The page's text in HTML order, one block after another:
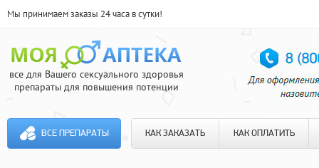
Мы принимаем заказы 24 часа в сутки!
все для Вашего сексуального здоровья
препараты для повышения потенции
ВСЕ ПРЕПАРАТЫ КАК ЗАКАЗАТЬ КАК ОПЛАТИТЬ